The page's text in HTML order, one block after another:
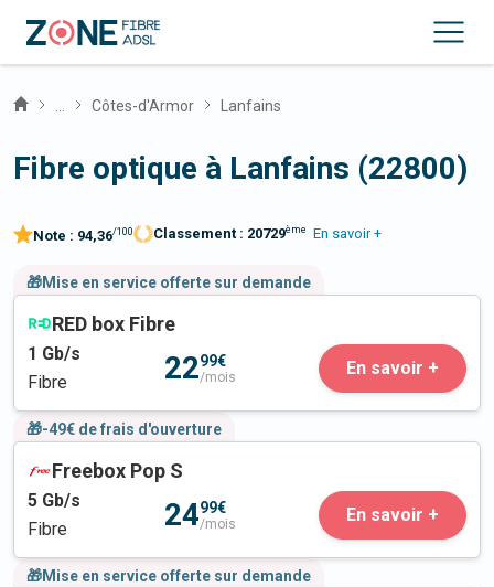
Côtes-d'Armor Lanfains
Fibre optique à Lanfains (22800)
Note : 94,36/100 Classement : 20729ème En savoir +
🎁Mise en service offerte sur demande
RED box Fibre
1 Gb/s
Fibre
2299€
/mois En savoir +
🎁-49€ de frais d'ouverture
Freebox Pop S
5 Gb/s
Fibre
2499€
/mois En savoir +
🎁Mise en service offerte sur demande